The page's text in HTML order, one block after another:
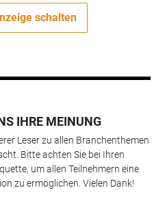
schalten
IHRE MEINUNG
Leser zu allen Branchenthemen
Bitte achten Sie bei Ihren
um allen Teilnehmern eine
zu ermöglichen. Vielen Dank!